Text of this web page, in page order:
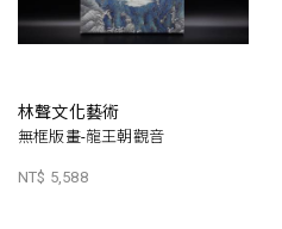
林聲文化藝術
無框版畫-龍王朝觀音
NT$ 5,588